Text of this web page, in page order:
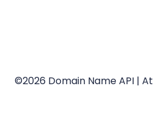
©2026 Domain Name API |